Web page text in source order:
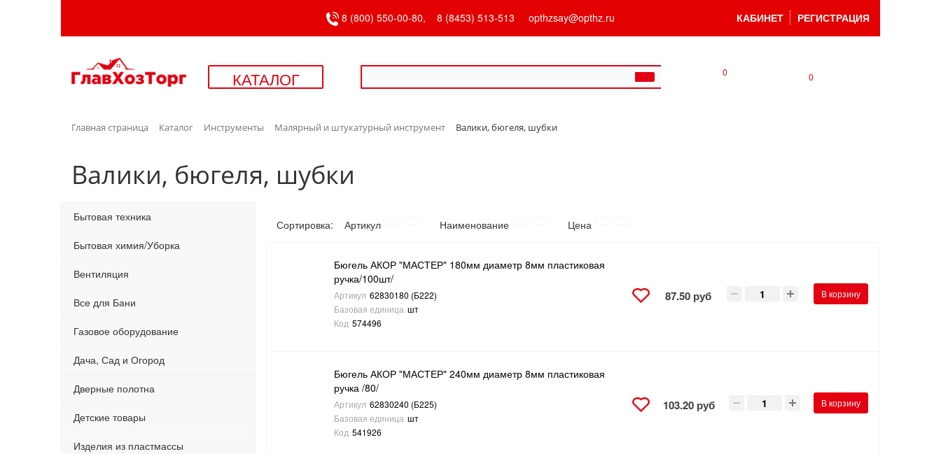
8 (800) 550-00-80, 8 (8453) 513-513 opthzsay@opthz.ru КАБИНЕТ РЕГИСТРАЦИЯ
КАТАЛОГ 0 0
Главная страница Каталог Инструменты Малярный и штукатурный инструмент Валики, бюгеля, шубки
Валики, бюгеля, шубки
Бытовая техника
Бытовая химия/Уборка
Вентиляция
Все для Бани
Газовое оборудование
Дача, Сад и Огород
Дверные полотна
Детские товары
Изделия из пластмассы
Сортировка: Артикул Наименование Цена
Бюгель АКОР "МАСТЕР" 180мм диаметр 8мм пластиковая
ручка/100шт/
Артикул 62830180 (Б222)
Базовая единица шт
Код 574496
87.50 руб В корзину
Бюгель АКОР "МАСТЕР" 240мм диаметр 8мм пластиковая
ручка /80/
Артикул 62830240 (Б225)
Базовая единица шт
Код 541926
103.20 руб В корзину